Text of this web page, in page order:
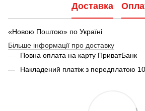
Доставка
«Новою Поштою» по Україні
Більше інформації про доставку
Повна оплата на карту ПриватБанк
Накладений платіж з передплатою